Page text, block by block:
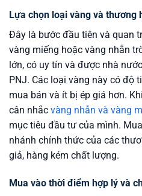
Lựa chọn loại vàng và thương
Đây là bước đầu tiên và quan
vàng miếng hoặc vàng nhẫn
lớn, có uy tín và được nhà
PNJ. Các loại vàng này có độ
mua bán và ít bị ép giá hơn.
cân nhắc vàng nhẫn và vàng
mục tiêu đầu tư của mình.
nhánh chính thức của các
giả, hàng kém chất lượng.
Mua vào thời điểm hợp lý và